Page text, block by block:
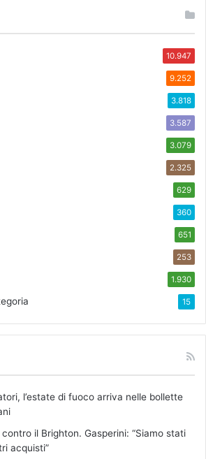
10.947
9.252
3.818
3.587
3.079
2.325
629
360
651
253
1.930
15
l’estate di fuoco arriva nelle bollette
il Brighton. Gasperini: “Siamo stati
acquisti”